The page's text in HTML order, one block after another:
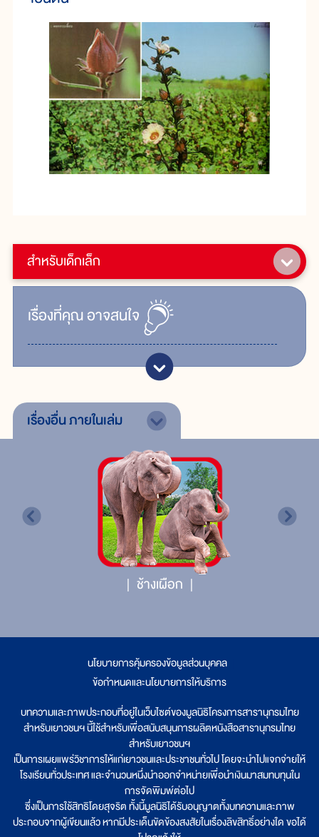
สำหรับเด็กเล็ก
เรื่ิองที่คุณอาจสนใจ
เรื่องอื่นภายในเล่ม
ช้างเผือก
นโยบายการคุ้มครองข้อมูลส่วนบุคคล
ข้อกำหนดและนโยบายการให้บริการ
บทความและภาพประกอบที่อยู่ในเว็บไซต์ของมูลนิธิโครงการสารานุกรมไทย
สำหรับเยาวชนฯ นี้ใช้สำหรับเพื่อสนับสนุนการผลิตหนังสือสารานุกรมไทย
สำหรับเยาวชนฯ
เป็นการเผยแพร่วิชาการให้แก่เยาวชนและประชาชนทั่วไป โดยจะนำไปแจกจ่ายให้
โรงเรียนทั่วประเทศ และจำนวนหนึ่งนำออกจำหน่ายเพื่อนำเงินมาสมทบทุนใน
การจัดพิมพ์ต่อไป
ซึ่งเป็นการใช้สิทธิโดยสุจริต ทั้งนี้มูลนิธิได้รับอนุญาตทั้งบทความและภาพ
ประกอบจากผู้เขียนแล้ว หากมีประเด็นขัดข้องสงสัยในเรื่องลิขสิทธิ์อย่างใด ขอได้